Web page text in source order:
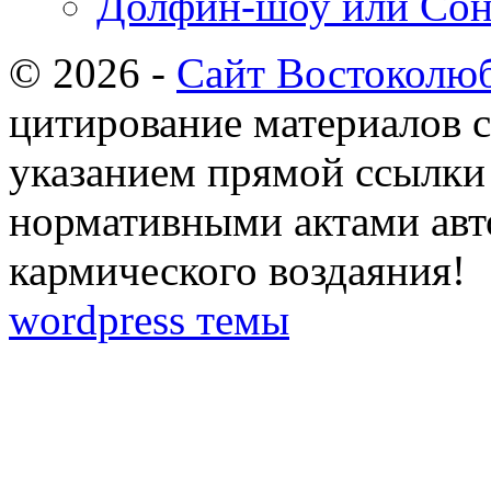
© 2026 - Сайт
цитирование материалов
указанием прямой
нормативными актами
кармического воздаяния!
wordpress темы